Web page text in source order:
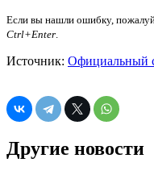
Если вы нашли ошибку,
Ctrl+Enter.
Источник: Официальный
Другие новости